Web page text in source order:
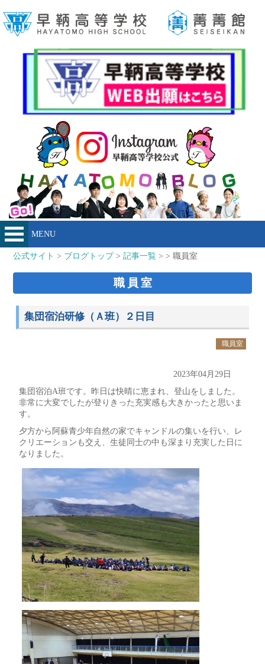
MENU
公式サイト > ブログトップ>記事一覧 > > 職員室
職員室
集団宿泊研修（Ａ班）２日目
職員室
2023年04月29日
集団宿泊A班です。昨日は快晴に恵まれ、登山をしました。
非常に大変でしたが登りきった充実感も大きかったと思いま
す。
夕方から阿蘇青少年自然の家でキャンドルの集いを行い、レ
クリエーションも交え、生徒同士の中も深まり充実した日に
なりました。